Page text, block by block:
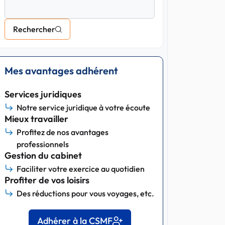
Rechercher
Mes avantages adhérent
Services juridiques
Notre service juridique à votre écoute
Mieux travailler
Profitez de nos avantages
professionnels
Gestion du cabinet
Faciliter votre exercice au quotidien
Profiter de vos loisirs
Des réductions pour vous voyages, etc.
Adhérer à la CSMF